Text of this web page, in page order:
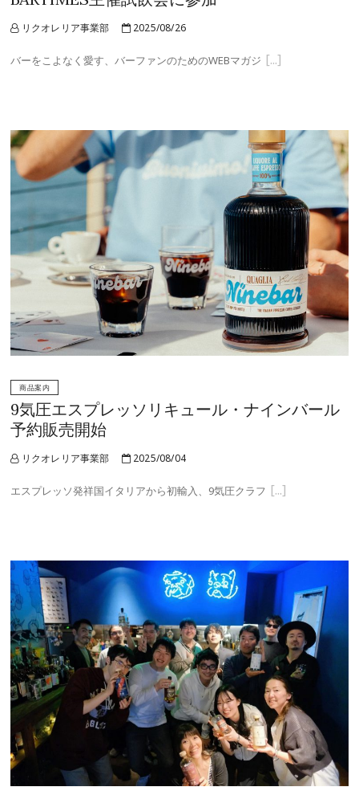
リクオレリア事業部 2025/08/26
バーをこよなく愛す、バーファンのためのWEBマガジ
商品案内
9気圧エスプレッソリキュール・ナインバール
予約販売開始
リクオレリア事業部 2025/08/04
エスプレッソ発祥国イタリアから初輸入、9気圧クラフ